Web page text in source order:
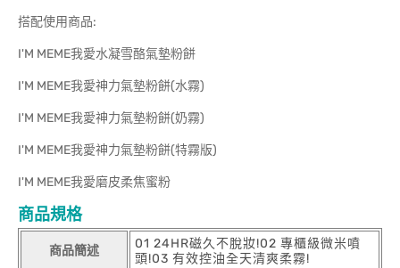
搭配使用商品:
I'M MEME我愛水凝雪酪氣墊粉餅
I'M MEME我愛神力氣墊粉餅(水霧)
I'M MEME我愛神力氣墊粉餅(奶霧)
I'M MEME我愛神力氣墊粉餅(特霧版)
I'M MEME我愛磨皮柔焦蜜粉
商品規格
商品簡述
01 24HR磁久不脫妝!02 專櫃級微米噴
頭!03 有效控油全天清爽柔霧!